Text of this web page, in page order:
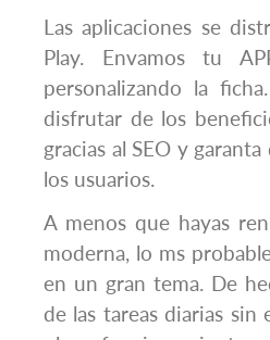
Las aplicaciones se
Play. Envamos tu
personalizando la
disfrutar de los
gracias al SEO y
los usuarios.
A menos que hayas
moderna, lo ms
en un gran tema. De
de las tareas diarias sin